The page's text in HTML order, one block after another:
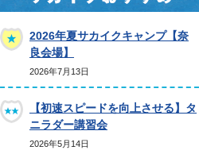
2026年夏サカイクキャンプ【奈
良会場】
2026年7月13日
【初速スピードを向上させる】タ
ニラダー講習会
2026年5月14日